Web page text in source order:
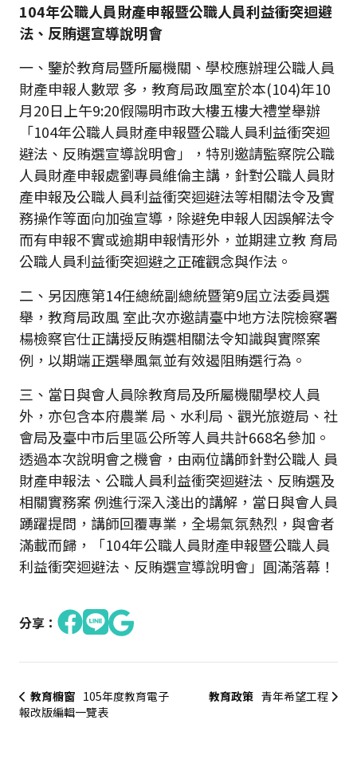
104年公職人員財產申報暨公職人員利益衝突迴避
法、反賄選宣導說明會
一、鑒於教育局暨所屬機關、學校應辦理公職人員
財產申報人數眾 多，教育局政風室於本(104)年10
月20日上午9:20假陽明市政大樓五樓大禮堂舉辦
「104年公職人員財產申報暨公職人員利益衝突迴
避法、反賄選宣導說明會」，特別邀請監察院公職
人員財產申報處劉專員維倫主講，針對公職人員財
產申報及公職人員利益衝突迴避法等相關法令及實
務操作等面向加強宣導，除避免申報人因誤解法令
而有申報不實或逾期申報情形外，並期建立教 育局
公職人員利益衝突迴避之正確觀念與作法。
二、另因應第14任總統副總統暨第9屆立法委員選
舉，教育局政風 室此次亦邀請臺中地方法院檢察署
楊檢察官仕正講授反賄選相關法令知識與實際案
例，以期端正選舉風氣並有效遏阻賄選行為。
三、當日與會人員除教育局及所屬機關學校人員
外，亦包含本府農業 局、水利局、觀光旅遊局、社
會局及臺中市后里區公所等人員共計668名參加。
透過本次說明會之機會，由兩位講師針對公職人 員
財產申報法、公職人員利益衝突迴避法、反賄選及
相關實務案 例進行深入淺出的講解，當日與會人員
踴躍提問， 講師回覆專業， 全場氣氛熱烈，與會者
滿載而歸，「104年公職人員財產申報暨公職人員
利益衝突迴避法、反賄選宣導說明會」圓滿落幕！
分享：
教育櫥窗 105年度教育電子
報改版編輯一覽表
教育政策 青年希望工程